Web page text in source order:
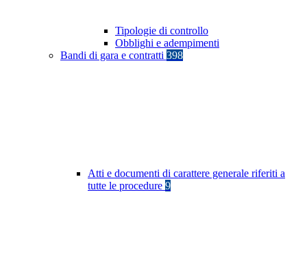
Tipologie di controllo
Obblighi e adempimenti
Bandi di gara e contratti 398
Atti e documenti di carattere generale riferiti a
tutte le procedure 9